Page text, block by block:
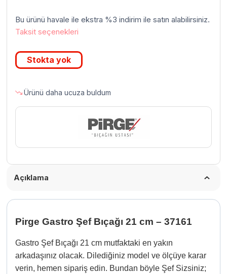
Bu ürünü havale ile ekstra %3 indirim ile satın alabilirsiniz.
Taksit seçenekleri
Stokta yok
Ürünü daha ucuza buldum
Açıklama
Pirge Gastro Şef Bıçağı 21 cm – 37161
Gastro Şef Bıçağı 21 cm mutfaktaki en yakın
arkadaşınız olacak. Dilediğiniz model ve ölçüye karar
verin, hemen sipariş edin. Bundan böyle Şef Sizsiniz;